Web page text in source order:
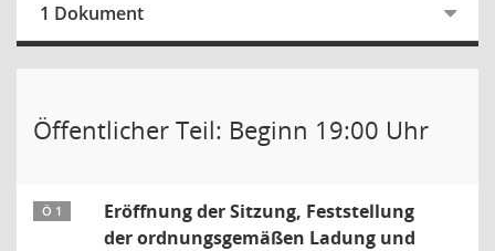
1 Dokument
Öffentlicher Teil: Beginn 19:00 Uhr
Ö 1
Eröffnung der Sitzung, Feststellung
der ordnungsgemäßen Ladung und